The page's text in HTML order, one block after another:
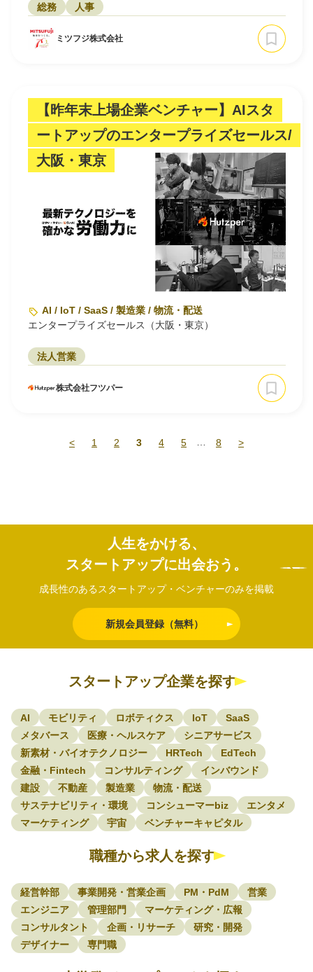
総務
人事
ミツフジ株式会社
【昨年末上場企業ベンチャー】AIスタ
ートアップのエンタープライズセールス/
大阪・東京
AI / IoT / SaaS / 製造業 / 物流・配送
エンタープライズセールス（大阪・東京）
法人営業
株式会社フツパー
< 1 2 3 4 5 8 >
人生をかける、
スタートアップに出会おう。
成長性のあるスタートアップ・ベンチャーのみを掲載
新規会員登録（無料）
スタートアップ企業を探す
AI モビリティ ロボティクス IoT
SaaS
メタバース
医療・ヘルスケア
シニアサービス
新素材・バイオテクノロジー
HRTech
EdTech
金融・Fintech
コンサルティング
インバウンド
建設
不動産 製造業
物流・配送
サステナビリティ・環境
コンシューマーbiz
エンタメ
マーケティング
宇宙 ベンチャーキャピタル
職種から求人を探す
経営幹部 事業開発・営業企画 PM・PdM
営業
エンジニア
管理部門
マーケティング・広報
コンサルタント
企画・リサーチ
研究・開発
デザイナー
専門職